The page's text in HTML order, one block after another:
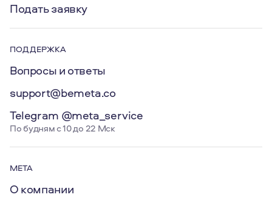
Подать заявку
ПОДДЕРЖКА
Вопросы и ответы
support@bemeta.co
Telegram @meta_service
По будням с 10 до 22 Мск
МЕТА
О компании